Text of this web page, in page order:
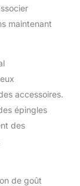
maintenant
accessoires.
épingles
des
de goût